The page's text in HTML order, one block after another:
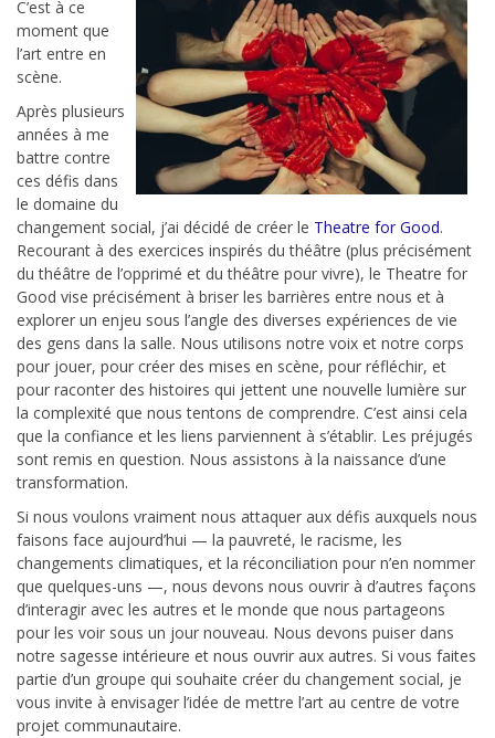
C’est à ce
moment que
l’art entre en
scène.
Après plusieurs
années à me
battre contre
ces défis dans
le domaine du
changement social, j’ai décidé de créer le Theatre for Good.
Recourant à des exercices inspirés du théâtre (plus précisément
du théâtre de l’opprimé et du théâtre pour vivre), le Theatre for
Good vise précisément à briser les barrières entre nous et à
explorer un enjeu sous l’angle des diverses expériences de vie
des gens dans la salle. Nous utilisons notre voix et notre corps
pour jouer, pour créer des mises en scène, pour réfléchir, et
pour raconter des histoires qui jettent une nouvelle lumière sur
la complexité que nous tentons de comprendre. C’est ainsi cela
que la confiance et les liens parviennent à s’établir. Les préjugés
sont remis en question. Nous assistons à la naissance d’une
transformation.
Si nous voulons vraiment nous attaquer aux défis auxquels nous
faisons face aujourd’hui — la pauvreté, le racisme, les
changements climatiques, et la réconciliation pour n’en nommer
que quelques-uns —, nous devons nous ouvrir à d’autres façons
d’interagir avec les autres et le monde que nous partageons
pour les voir sous un jour nouveau. Nous devons puiser dans
notre sagesse intérieure et nous ouvrir aux autres. Si vous faites
partie d’un groupe qui souhaite créer du changement social, je
vous invite à envisager l’idée de mettre l’art au centre de votre
projet communautaire.